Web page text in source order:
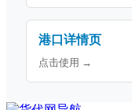
港口详情页
点击使用 →